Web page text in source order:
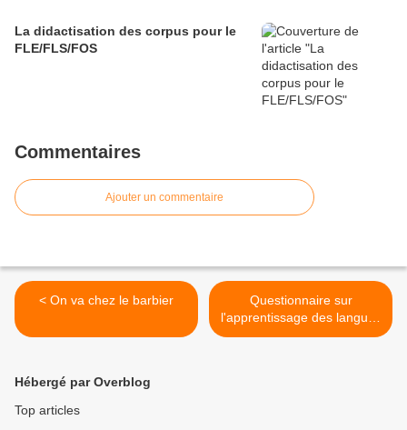
La didactisation des corpus pour le
FLE/FLS/FOS
Commentaires
Ajouter un commentaire
< On va chez le barbier
Questionnaire sur
l'apprentissage des langues
(en anglais) >
Hébergé par Overblog
Top articles